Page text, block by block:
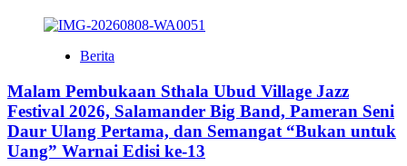
Berita
Malam Pembukaan Sthala Ubud Village Jazz
Festival 2026, Salamander Big Band, Pameran Seni
Daur Ulang Pertama, dan Semangat “Bukan untuk
Uang” Warnai Edisi ke-13